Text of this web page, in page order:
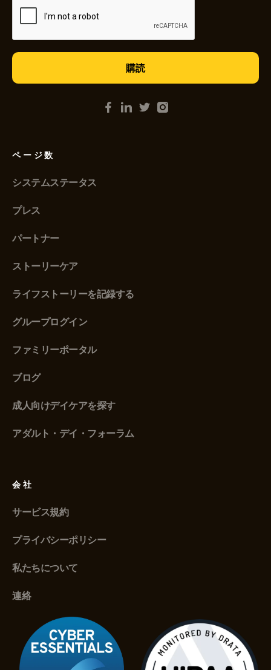
ページ数
システムステータス
プレス
パートナー
ストーリーケア
ライフストーリーを記録する
グループログイン
ファミリーポータル
ブログ
成人向けデイケアを探す
アダルト・デイ・フォーラム
会社
サービス規約
プライバシーポリシー
私たちについて
連絡